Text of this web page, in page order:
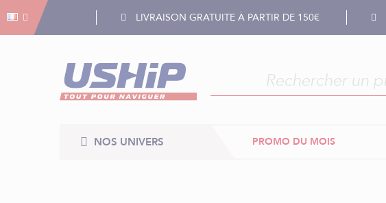
LIVRAISON GRATUITE À PARTIR DE 150€
NOS UNIVERS PROMO DU MOIS
Gestion des cookies
Gestion des cookies